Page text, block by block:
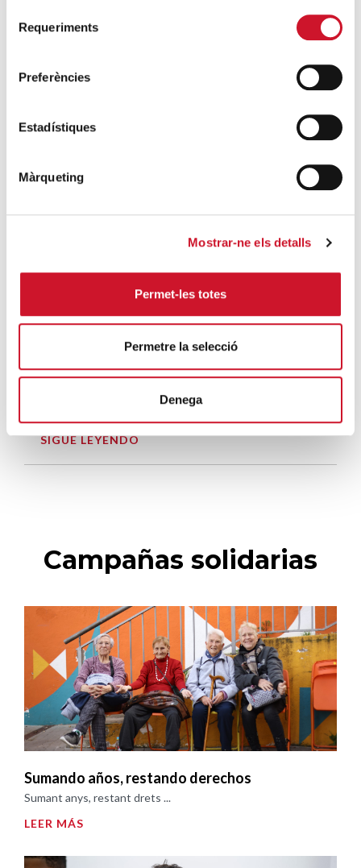
Requeriments
Preferències
Estadístiques
Màrqueting
Mostrar-ne els detalls
Permet-les totes
Permetre la selecció
Denega
¡Descárgate el Via Crucis de la Esperanza!
SIGUE LEYENDO
ÚLTIMAS ENTRADAS
Cáritas expresa su preocupación por la
situación en Ceuta y hace un llamamiento a
SIGUE LEYENDO
4.100 personas en el dispositivo
extraordinario de regularización
SIGUE LEYENDO
SIGUE LEYENDO
El voluntariado, una oportunidad para
hacer crecer el Maresme
SIGUE LEYENDO
Campañas solidarias
Sumando años, restando derechos
Sumant anys, restant drets ...
LEER MÁS